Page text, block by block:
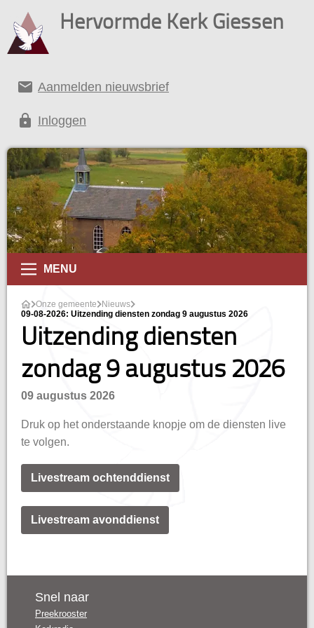
Hervormde Kerk Giessen
email Aanmelden nieuwsbrief
lock Inloggen
MENU
Onze gemeente
Nieuws
09-08-2026: Uitzending diensten zondag 9 augustus 2026
Uitzending diensten
zondag 9 augustus 2026
09 augustus 2026
Druk op het onderstaande knopje om de diensten live
te volgen.
Livestream ochtenddienst
Livestream avonddienst
Snel naar
Preekrooster